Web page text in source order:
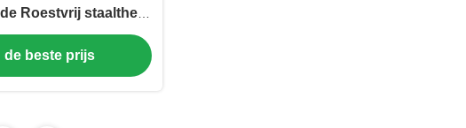
Roestvrij staalthee
Handvat
de beste prijs